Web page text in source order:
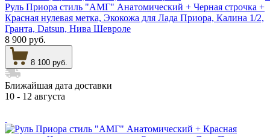
Руль Приора стиль "АМГ" Анатомический + Черная строчка +
Красная нулевая метка, Экокожа для Лада Приора, Калина 1/2,
Гранта, Datsun, Нива Шевроле
8 900 руб.
8 100 руб.
Ближайшая дата доставки
10 - 12 августа